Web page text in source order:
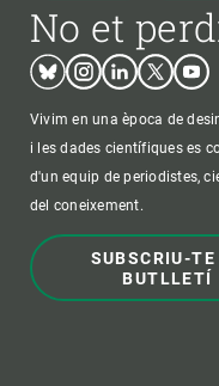
No et
BlueskyInstagram
LinkedinTwitter
Vivim en una època de
i les dades científiques es
d'un equip de periodistes,
del coneixement.
SUBSCRIU-TE
BUTLLETÍ